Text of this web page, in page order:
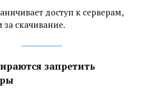
доступ к серверам,
за скачивание.
запретить